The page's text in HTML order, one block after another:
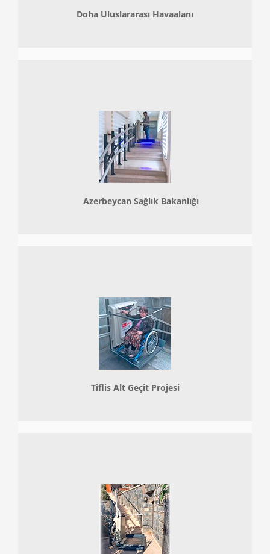
Doha Uluslararası Havaalanı
Azerbeycan Sağlık Bakanlığı
Tiflis Alt Geçit Projesi